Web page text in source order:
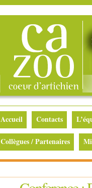
Accueil Contacts
Collègues / Partenaires